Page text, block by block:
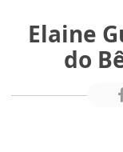
Elaine
do